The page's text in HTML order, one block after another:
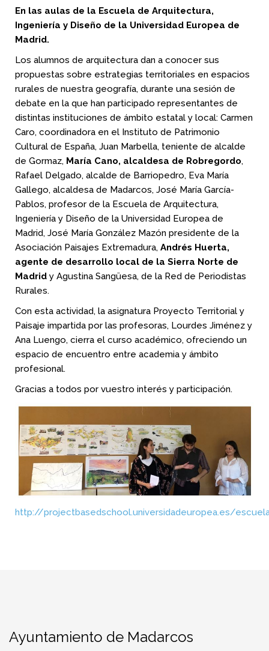
En las aulas de la Escuela de Arquitectura,
Ingeniería y Diseño de la Universidad Europea de
Madrid.
Los alumnos de arquitectura dan a conocer sus
propuestas sobre estrategias territoriales en espacios
rurales de nuestra geografía, durante una sesión de
debate en la que han participado representantes de
distintas instituciones de ámbito estatal y local: Carmen
Caro, coordinadora en el Instituto de Patrimonio
Cultural de España, Juan Marbella, teniente de alcalde
de Gormaz, María Cano, alcaldesa de Robregordo,
Rafael Delgado, alcalde de Barriopedro, Eva María
Gallego, alcaldesa de Madarcos, José María García-
Pablos, profesor de la Escuela de Arquitectura,
Ingeniería y Diseño de la Universidad Europea de
Madrid, José María González Mazón presidente de la
Asociación Paisajes Extremadura, Andrés Huerta,
agente de desarrollo local de la Sierra Norte de
Madrid y Agustina Sangüesa, de la Red de Periodistas
Rurales.
Con esta actividad, la asignatura Proyecto Territorial y
Paisaje impartida por las profesoras, Lourdes Jiménez y
Ana Luengo, cierra el curso académico, ofreciendo un
espacio de encuentro entre academia y ámbito
profesional.
Gracias a todos por vuestro interés y participación.
http://projectbasedschool.universidadeuropea.es/
Ayuntamiento de Madarcos